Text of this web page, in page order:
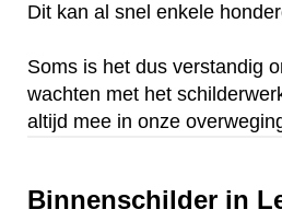
Dit kan al snel enkele
Soms is het dus verstandig
wachten met het
altijd mee in onze
Binnenschilder in